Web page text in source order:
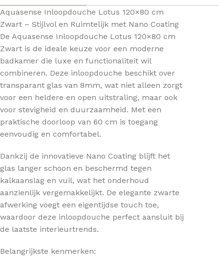
Aquasense Inloopdouche Lotus 120×80 cm
Zwart – Stijlvol en Ruimtelijk met Nano Coating
De Aquasense Inloopdouche Lotus 120×80 cm
Zwart is de ideale keuze voor een moderne
badkamer die luxe en functionaliteit wil
combineren. Deze inloopdouche beschikt over
transparant glas van 8mm, wat niet alleen zorgt
voor een heldere en open uitstraling, maar ook
voor stevigheid en duurzaamheid. Met een
praktische doorloop van 60 cm is toegang
eenvoudig en comfortabel.
Dankzij de innovatieve Nano Coating blijft het
glas langer schoon en beschermd tegen
kalkaanslag en vuil, wat het onderhoud
aanzienlijk vergemakkelijkt. De elegante zwarte
afwerking voegt een eigentijdse touch toe,
waardoor deze inloopdouche perfect aansluit bij
de laatste interieurtrends.
Belangrijkste kenmerken: